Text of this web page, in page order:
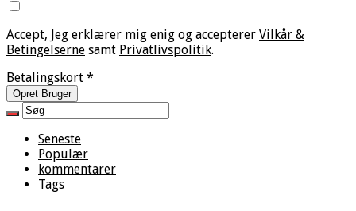
Accept, Jeg erklærer mig enig og accepterer Vilkår &
Betingelserne samt Privatlivspolitik.
Betalingskort *
Opret Bruger
Seneste
Populær
kommentarer
Tags